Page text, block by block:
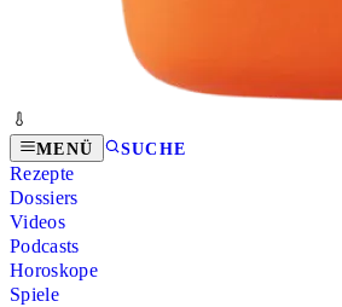
MENÜ SUCHE
Rezepte
Dossiers
Videos
Podcasts
Horoskope
Spiele